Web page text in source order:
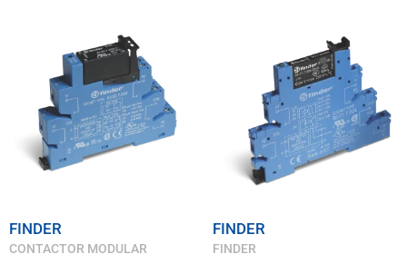
FINDER
CONTACTOR MODULAR
FINDER
FINDER